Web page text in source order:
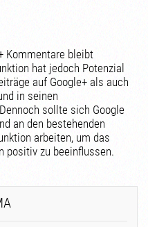
Kommentare bleibt
hat jedoch Potenzial
auf Google+ als auch
in seinen
sollte sich Google
an den bestehenden
arbeiten, um das
positiv zu beeinflussen.